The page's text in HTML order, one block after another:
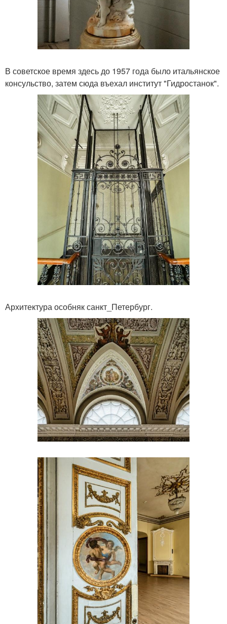
В советское время здесь до 1957 года было итальянское
консульство, затем сюда въехал институт "Гидростанок".
Архитектура особняк санкт_Петербург.